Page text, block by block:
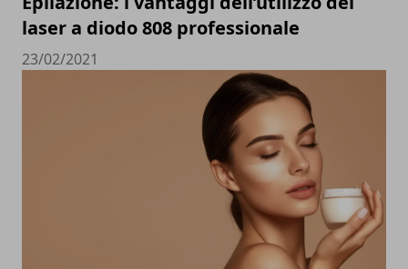
laser a diodo 808 professionale
23/02/2021